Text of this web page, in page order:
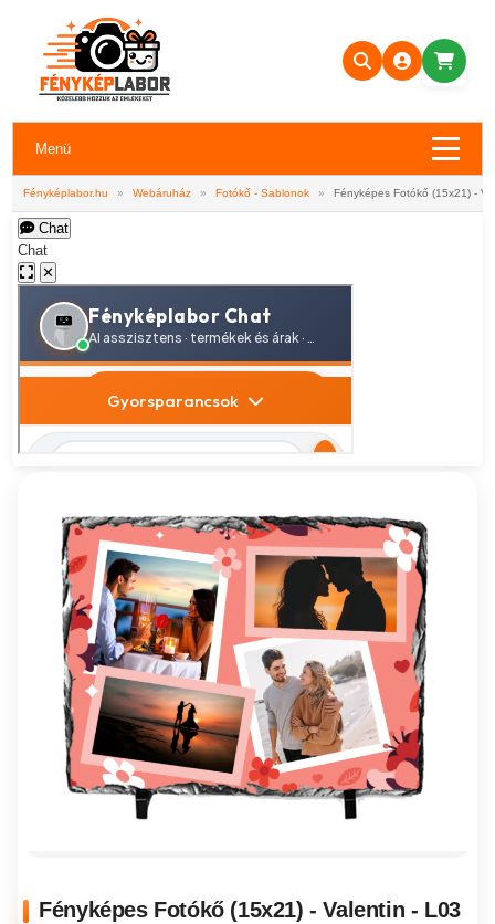
Menü
Fényképlabor.hu » Webáruház » Fotókő - Sablonok » Fényképes Fotókő (15x21) -
Chat
Chat
✕
Fényképes Fotókő (15x21) - Valentin - L03